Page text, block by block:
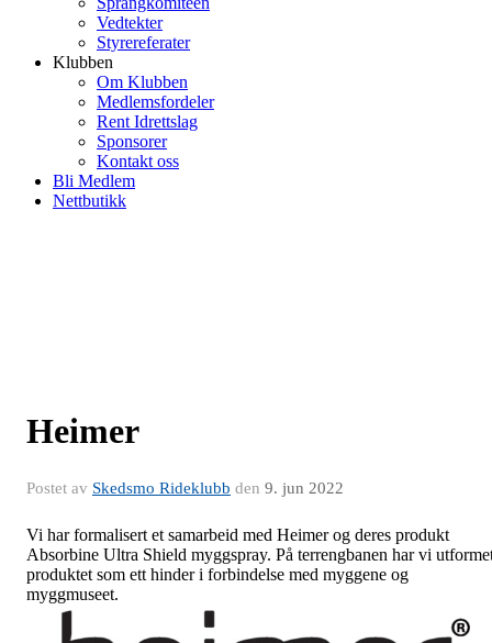
Vedtekter
Styrereferater
Klubben
Om Klubben
Medlemsfordeler
Rent Idrettslag
Sponsorer
Kontakt oss
Bli Medlem
Nettbutikk
Heimer
Postet av Skedsmo Rideklubb den 9. jun 2022
Vi har formalisert et samarbeid med Heimer og deres produkt
Absorbine Ultra Shield myggspray. På terrengbanen har vi
produktet som ett hinder i forbindelse med myggene og
myggmuseet.